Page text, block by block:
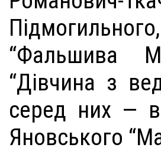
“Фальшива
“Дівчина з
серед них —
Яновського